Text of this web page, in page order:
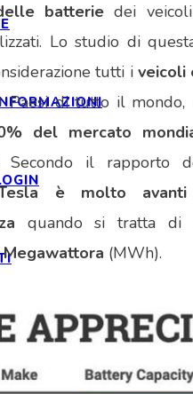
batterie dei
Lo studio di
tutti i veicoli
di tutto il mondo,
del mercato
Secondo il rapporto
è molto
quando si tratta di
(MWh).